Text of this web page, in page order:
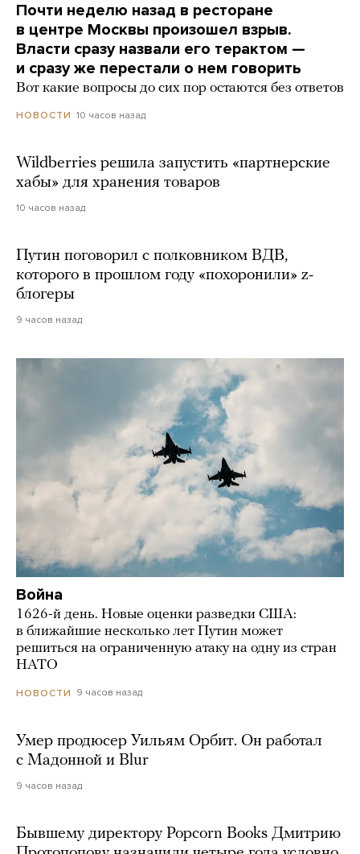
Почти неделю назад в ресторане
в центре Москвы произошел взрыв.
Власти сразу назвали его терактом —
и сразу же перестали о нем говорить
Вот какие вопросы до сих пор остаются без ответов
НОВОСТИ 10 часов назад
Wildberries решила запустить «партнерские
хабы» для хранения товаров
10 часов назад
Путин поговорил с полковником ВДВ,
которого в прошлом году «похоронили» z-
блогеры
9 часов назад
Война
1626-й день. Новые оценки разведки США:
в ближайшие несколько лет Путин может
решиться на ограниченную атаку на одну из стран
НАТО
НОВОСТИ 9 часов назад
Умер продюсер Уильям Орбит. Он работал
с Мадонной и Blur
9 часов назад
Бывшему директору Popcorn Books Дмитрию